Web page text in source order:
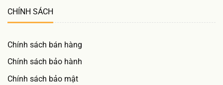
CHÍNH SÁCH
Chính sách bán hàng
Chính sách bảo hành
Chính sách bảo mật